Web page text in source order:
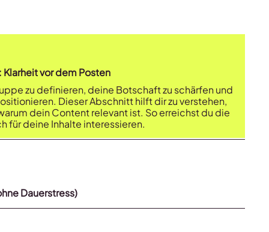
vor dem Posten
zu definieren, deine Botschaft zu schärfen und
Dieser Abschnitt hilft dir zu verstehen,
dein Content relevant ist. So erreichst du die
für deine Inhalte interessieren.
Dauerstress)